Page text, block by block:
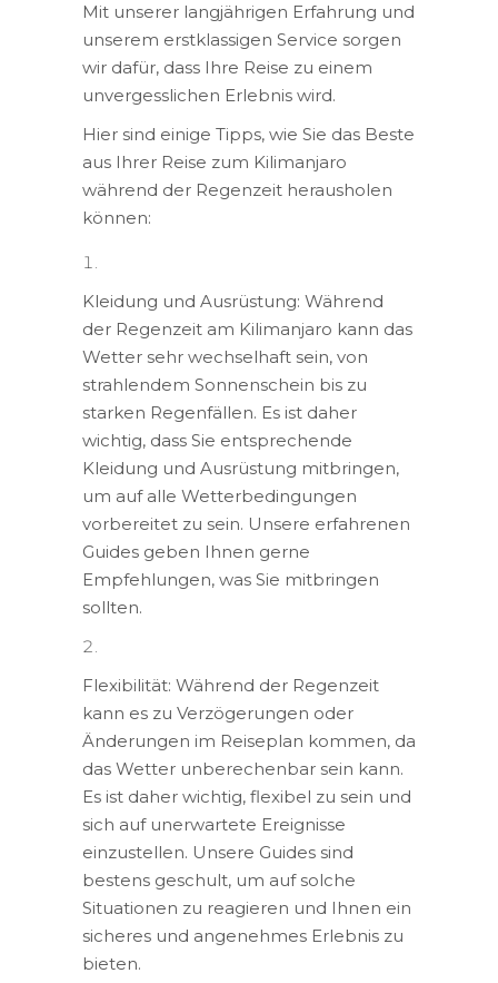
Mit unserer langjährigen Erfahrung und
unserem erstklassigen Service sorgen
wir dafür, dass Ihre Reise zu einem
unvergesslichen Erlebnis wird.
Hier sind einige Tipps, wie Sie das Beste
aus Ihrer Reise zum Kilimanjaro
während der Regenzeit herausholen
können:
Kleidung und Ausrüstung: Während
der Regenzeit am Kilimanjaro kann das
Wetter sehr wechselhaft sein, von
strahlendem Sonnenschein bis zu
starken Regenfällen. Es ist daher
wichtig, dass Sie entsprechende
Kleidung und Ausrüstung mitbringen,
um auf alle Wetterbedingungen
vorbereitet zu sein. Unsere erfahrenen
Guides geben Ihnen gerne
Empfehlungen, was Sie mitbringen
sollten.
Flexibilität: Während der Regenzeit
kann es zu Verzögerungen oder
Änderungen im Reiseplan kommen, da
das Wetter unberechenbar sein kann.
Es ist daher wichtig, flexibel zu sein und
sich auf unerwartete Ereignisse
einzustellen. Unsere Guides sind
bestens geschult, um auf solche
Situationen zu reagieren und Ihnen ein
sicheres und angenehmes Erlebnis zu
bieten.